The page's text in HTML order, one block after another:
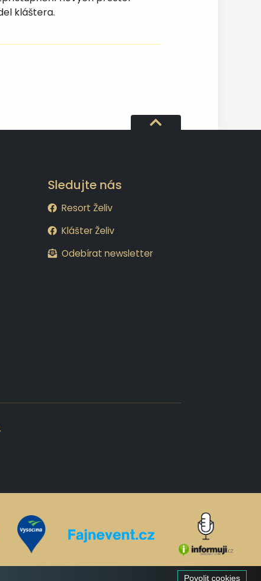
kláštera.
Sledujte nás
Resort Želiv
Klášter Želiv
Odebírat newsletter
Povolit cookies